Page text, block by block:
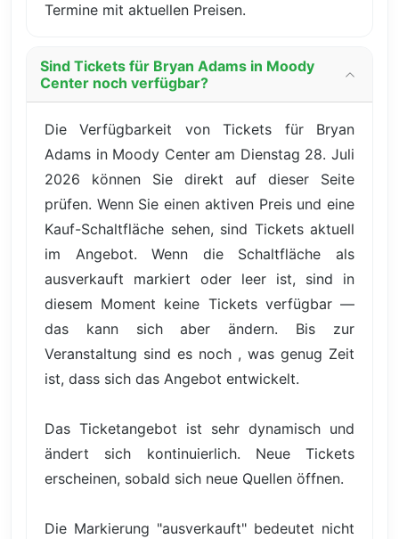
Termine mit aktuellen Preisen.
Sind Tickets für Bryan Adams in Moody
Center noch verfügbar?
Die Verfügbarkeit von Tickets für Bryan
Adams in Moody Center am Dienstag 28. Juli
2026 können Sie direkt auf dieser Seite
prüfen. Wenn Sie einen aktiven Preis und eine
Kauf-Schaltfläche sehen, sind Tickets aktuell
im Angebot. Wenn die Schaltfläche als
ausverkauft markiert oder leer ist, sind in
diesem Moment keine Tickets verfügbar —
das kann sich aber ändern. Bis zur
Veranstaltung sind es noch , was genug Zeit
ist, dass sich das Angebot entwickelt.
Das Ticketangebot ist sehr dynamisch und
ändert sich kontinuierlich. Neue Tickets
erscheinen, sobald sich neue Quellen öffnen.
Die Markierung "ausverkauft" bedeutet nicht